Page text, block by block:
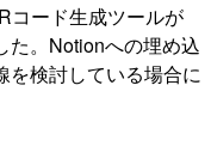
コード生成ツールが
た。Notionへの埋め込
を検討している場合に